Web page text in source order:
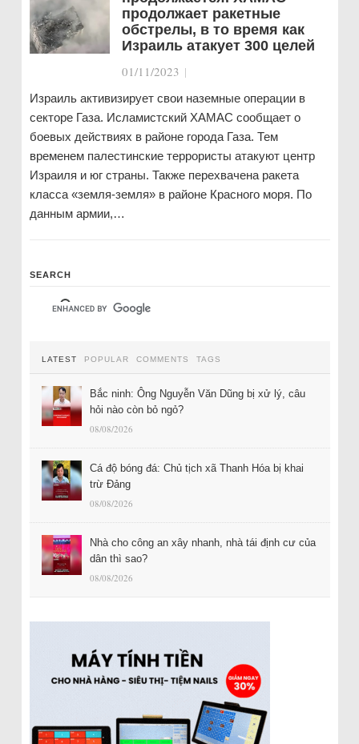
продолжает ракетные
обстрелы, в то время как
Израиль атакует 300 целей
01/11/2023 |
Израиль активизирует свои наземные операции в
секторе Газа. Исламистский ХАМАС сообщает о
боевых действиях в районе города Газа. Тем
временем палестинские террористы атакуют центр
Израиля и юг страны. Также перехвачена ракета
класса «земля-земля» в районе Красного моря. По
данным армии,…
SEARCH
LATEST POPULAR COMMENTS TAGS
Bắc ninh: Ông Nguyễn Văn Dũng bị xử lý, câu
hỏi nào còn bỏ ngỏ?
08/08/2026
Cá độ bóng đá: Chủ tịch xã Thanh Hóa bị khai
trừ Đảng
08/08/2026
Nhà cho công an xây nhanh, nhà tái định cư của
dân thì sao?
08/08/2026